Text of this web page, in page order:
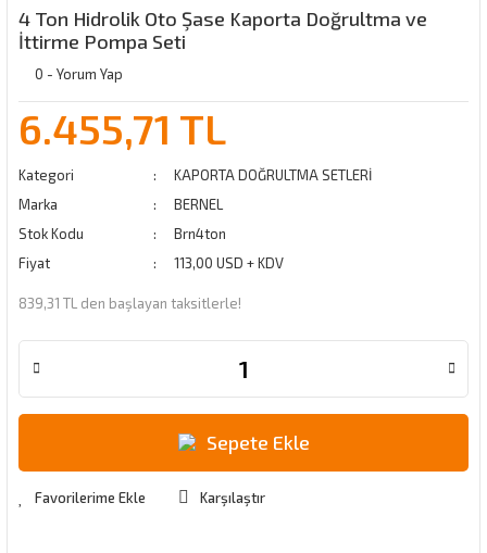
4 Ton Hidrolik Oto Şase Kaporta Doğrultma ve
İttirme Pompa Seti
0 - Yorum Yap
6.455,71 TL
Kategori
KAPORTA DOĞRULTMA SETLERİ
Marka
BERNEL
Stok Kodu
Brn4ton
Fiyat
113,00 USD + KDV
839,31 TL den başlayan taksitlerle!
Sepete Ekle
Karşılaştır